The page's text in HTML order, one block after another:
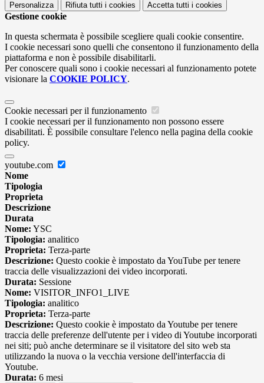
Personalizza Rifiuta tutti i cookies Accetta tutti i cookies
Gestione cookie
In questa schermata è possibile scegliere quali cookie consentire.
I cookie necessari sono quelli che consentono il funzionamento della
piattaforma e non è possibile disabilitarli.
Per conoscere quali sono i cookie necessari al funzionamento potete
visionare la COOKIE POLICY.
Cookie necessari per il funzionamento
I cookie necessari per il funzionamento non possono essere
disabilitati. È possibile consultare l'elenco nella pagina della cookie
policy.
youtube.com
Nome
Tipologia
Proprieta
Descrizione
Durata
Nome: YSC
Tipologia: analitico
Proprieta: Terza-parte
Descrizione: Questo cookie è impostato da YouTube per tenere
traccia delle visualizzazioni dei video incorporati.
Durata: Sessione
Nome: VISITOR_INFO1_LIVE
Tipologia: analitico
Proprieta: Terza-parte
Descrizione: Questo cookie è impostato da Youtube per tenere
traccia delle preferenze dell'utente per i video di Youtube incorporati
nei siti; può anche determinare se il visitatore del sito web sta
utilizzando la nuova o la vecchia versione dell'interfaccia di
Youtube.
Durata: 6 mesi